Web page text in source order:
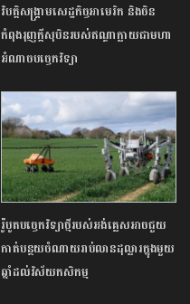
វិបត្តិសង្គ្រាមសេដ្ឋកិច្ចអាមេរិក និងចិន
កំពុងរុញក្តីសុបិនរបស់ឥណ្ឌាក្លាយជាមហា
អំណាចបច្ចេកវិទ្យា
រ៉ូបូតបច្ចេកវិទ្យាថ្មីរបស់អង់គ្លេសអាចជួយ
កាត់បន្ថយចំណាយរាប់លានដុល្លារក្នុងមួយ
ឆ្នាំដល់វិស័យកសិកម្ម